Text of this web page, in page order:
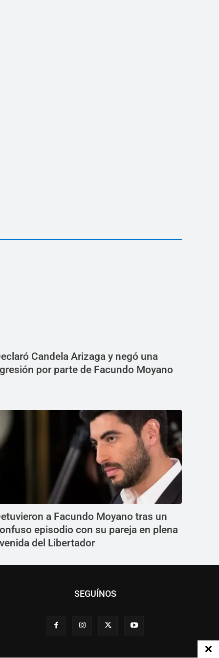
Candela Arizaga y negó una
por parte de Facundo Moyano
a Facundo Moyano tras un
episodio con su pareja en plena
del Libertador
SEGUÍNOS